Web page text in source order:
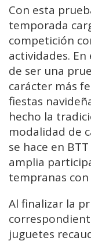
Con esta
temporada
competición
actividades.
de ser una
carácter más
fiestas
hecho la
modalidad de
se hace en
amplia
tempranas
Al finalizar la
juguetes